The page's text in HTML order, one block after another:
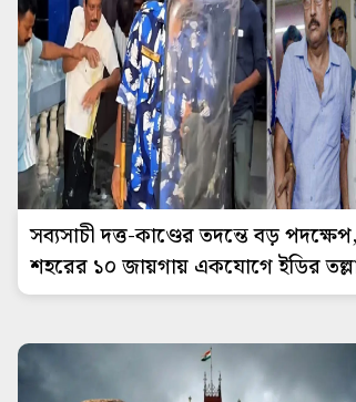
সব্যসাচী দত্ত-কাণ্ডের তদন্তে বড় পদক্ষেপ,
শহরের ১০ জায়গায় একযোগে ইডির